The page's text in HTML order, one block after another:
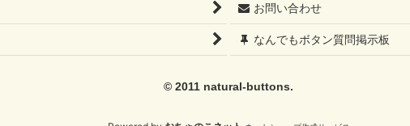
お問い合わせ
なんでもボタン質問掲示板
© 2011 natural-buttons.